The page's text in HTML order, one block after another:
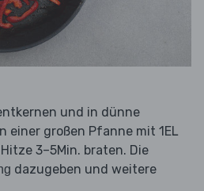
und in dünne
einer großen Pfanne mit 1EL
3–5Min. braten. Die
dazugeben und weitere